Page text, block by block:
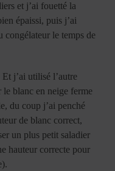
et j’ai fouetté la
épaissi, puis j’ai
congélateur le temps de
j’ai utilisé l’autre
le blanc en neige ferme
du coup j’ai penché
de blanc correct,
un plus petit saladier
hauteur correcte pour